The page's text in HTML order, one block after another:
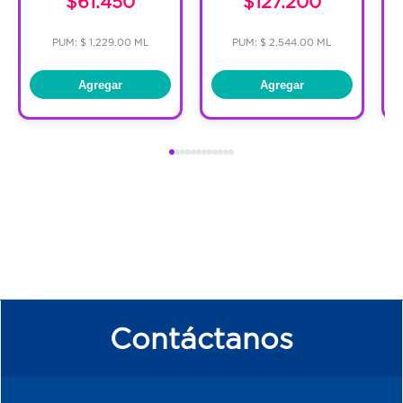
PUM: $ 1,229.00 ML
Agregar
PUM: $ 2,544.00 ML
Agregar
Contáctanos